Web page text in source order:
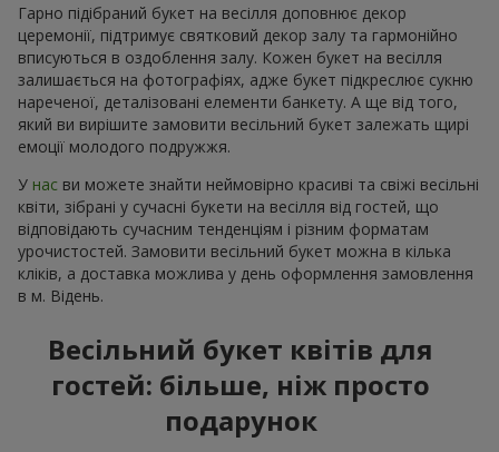
Гарно підібраний букет на весілля доповнює декор
церемонії, підтримує святковий декор залу та гармонійно
вписуються в оздоблення залу. Кожен букет на весілля
залишається на фотографіях, адже букет підкреслює сукню
нареченої, деталізовані елементи банкету. А ще від того,
який ви вирішите замовити весільний букет залежать щирі
емоції молодого подружжя.
У нас ви можете знайти неймовірно красиві та свіжі весільні
квіти, зібрані у сучасні букети на весілля від гостей, що
відповідають сучасним тенденціям і різним форматам
урочистостей. Замовити весільний букет можна в кілька
кліків, а доставка можлива у день оформлення замовлення
в м. Відень.
Весільний букет квітів для
гостей: більше, ніж просто
подарунок